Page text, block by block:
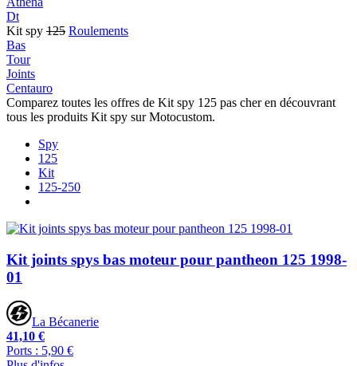
Dt
Kit spy 125 Roulements
Bas
Tour
Joints
Centauro
Comparez toutes les offres de Kit spy 125 pas cher en découvrant
tous les produits Kit spy sur Motocustom.
Spy
125
Kit
125-250
Kit joints spys bas moteur pour pantheon 125 1998-
01
La Bécanerie
41,10 €
Ports : 5,90 €